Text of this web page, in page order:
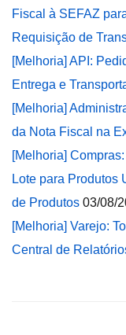
Fiscal à SEFAZ
Requisição de
[Melhoria] API:
Entrega e
[Melhoria]
da Nota Fiscal na
[Melhoria]
Lote para Produtos
de Produtos 03/08/
[Melhoria] Varejo:
Central de